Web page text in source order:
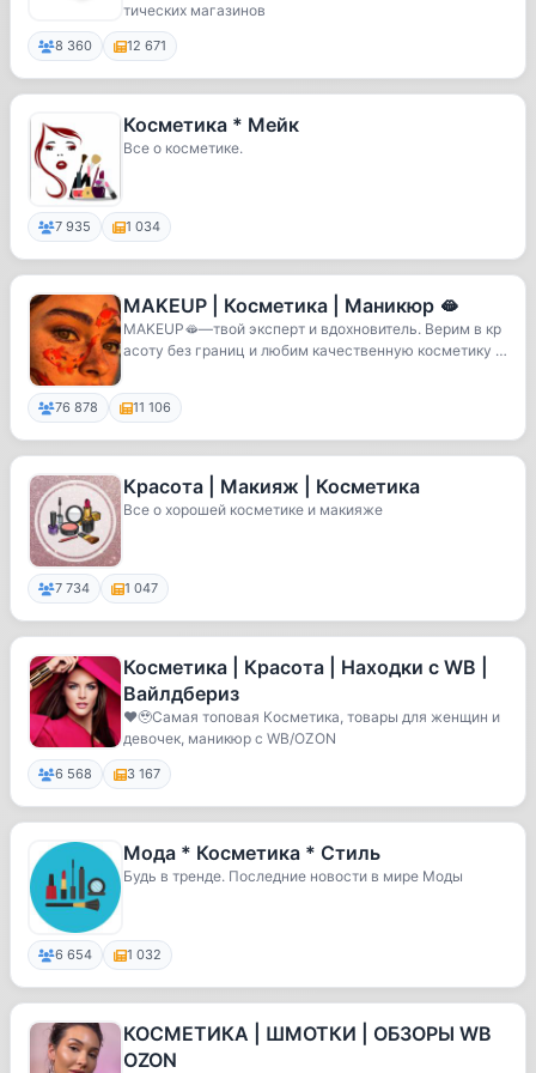
тических магазинов
8 360 12 671
Косметика * Мейк
Все о косметике.
7 935 1 034
MAKEUP | Косметика | Маникюр 🫦
MAKEUP🫦—твой эксперт и вдохновитель. Верим в кр
асоту без границ и любим качественную косметику т
76 878 11 106
Красота | Макияж | Косметика
Все о хорошей косметике и макияже
7 734 1 047
Косметика | Красота | Находки с WB |
Вайлдбериз
❤️🥹Самая топовая Косметика, товары для женщин и
девочек, маникюр с WB/OZON
6 568 3 167
Мода * Косметика * Стиль
Будь в тренде. Последние новости в мире Моды
6 654 1 032
КОСМЕТИКА | ШМОТКИ | ОБЗОРЫ WB
OZON